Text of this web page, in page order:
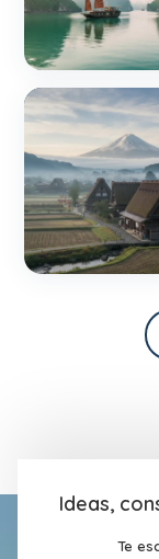
Desde 3630€
12 DÍAS 9
Ideas,
Te